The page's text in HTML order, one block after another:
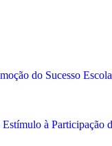
do Sucesso
à Participação